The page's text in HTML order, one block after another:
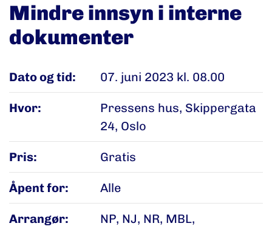
Mindre innsyn i interne
dokumenter
Dato og tid: 07. juni 2023 kl. 08.00
Hvor:
Pressens hus, Skippergata
24, Oslo
Pris: Gratis
Åpent for: Alle
Arrangør:
NP, NJ, NR, MBL,